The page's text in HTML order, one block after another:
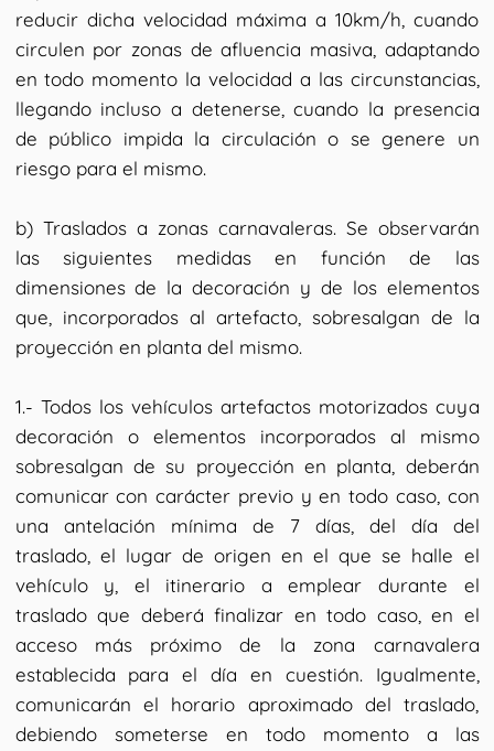
reducir dicha velocidad máxima a 10km/h, cuando
circulen por zonas de afluencia masiva, adaptando
en todo momento la velocidad a las circunstancias,
llegando incluso a detenerse, cuando la presencia
de público impida la circulación o se genere un
riesgo para el mismo.
b) Traslados a zonas carnavaleras. Se observarán
las siguientes medidas en función de las
dimensiones de la decoración y de los elementos
que, incorporados al artefacto, sobresalgan de la
proyección en planta del mismo.
1.- Todos los vehículos artefactos motorizados cuya
decoración o elementos incorporados al mismo
sobresalgan de su proyección en planta, deberán
comunicar con carácter previo y en todo caso, con
una antelación mínima de 7 días, del día del
traslado, el lugar de origen en el que se halle el
vehículo y, el itinerario a emplear durante el
traslado que deberá finalizar en todo caso, en el
acceso más próximo de la zona carnavalera
establecida para el día en cuestión. Igualmente,
comunicarán el horario aproximado del traslado,
debiendo someterse en todo momento a las